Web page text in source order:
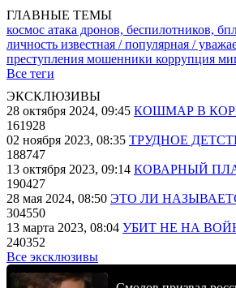
ГЛАВНЫЕ ТЕМЫ
космос атака дронов, беспилотников,
личность известная / популярная /
преступления мошенники коррупция
Все теги
ЭКСКЛЮЗИВЫ
28 октября 2024, 09:45 КОШМАР В
161928
02 ноября 2023, 08:35 ТРУДНОЕ
188747
13 октября 2023, 09:14 КОВАРНЫЙ
190427
28 мая 2024, 08:50 ЭТО ЛИ
304550
13 марта 2023, 08:04 УБИТ НЕ НА
240352
Все эксклюзивы